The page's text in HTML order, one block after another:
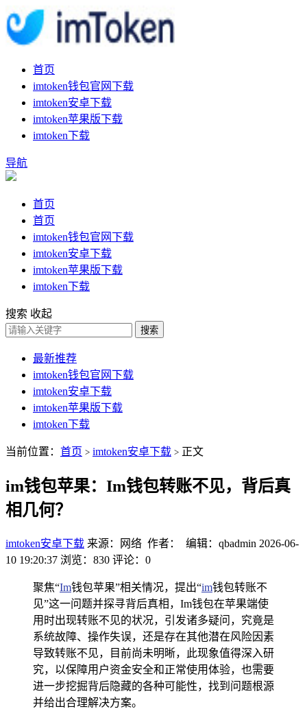
首页
imtoken钱包官网下载
imtoken安卓下载
imtoken苹果版下载
imtoken下载
导航
首页
首页
imtoken钱包官网下载
imtoken安卓下载
imtoken苹果版下载
imtoken下载
搜索 收起
搜索
最新推荐
imtoken钱包官网下载
imtoken安卓下载
imtoken苹果版下载
imtoken下载
当前位置： 首页 > imtoken安卓下载 > 正文
im钱包苹果：Im钱包转账不见，背后真
相几何？
imtoken安卓下载 来源：网络 作者： 编辑：qbadmin 2026-06-
10 19:20:37 浏览：830 评论：0
聚焦“Im钱包苹果”相关情况，提出“im钱包转账不
见”这一问题并探寻背后真相，Im钱包在苹果端使
用时出现转账不见的状况，引发诸多疑问，究竟是
系统故障、操作失误，还是存在其他潜在风险因素
导致转账不见，目前尚未明晰，此现象值得深入研
究，以保障用户资金安全和正常使用体验，也需要
进一步挖掘背后隐藏的各种可能性，找到问题根源
并给出合理解决方案。